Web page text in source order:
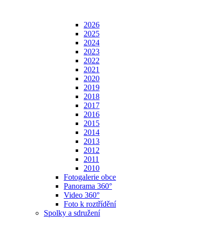
2026
2025
2024
2023
2022
2021
2020
2019
2018
2017
2016
2015
2014
2013
2012
2011
2010
Fotogalerie obce
Panorama 360°
Video 360°
Foto k roztřídění
Spolky a sdružení